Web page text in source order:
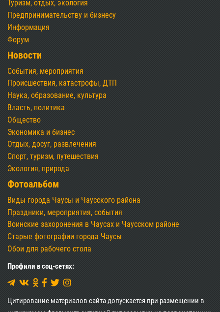
Туризм, отдых, экология
Предпринимательству и бизнесу
Информация
Форум
Новости
События, мероприятия
Происшествия, катастрофы, ДТП
Наука, образование, культура
Власть, политика
Общество
Экономика и бизнес
Отдых, досуг, развлечения
Спорт, туризм, путешествия
Экология, природа
Фотоальбом
Виды города Чаусы и Чаусского района
Праздники, мероприятия, события
Воинские захоронения в Чаусах и Чаусском районе
Старые фотографии города Чаусы
Обои для рабочего стола
Профили в соц-сетях:
Цитирование материалов сайта допускается при размещении в